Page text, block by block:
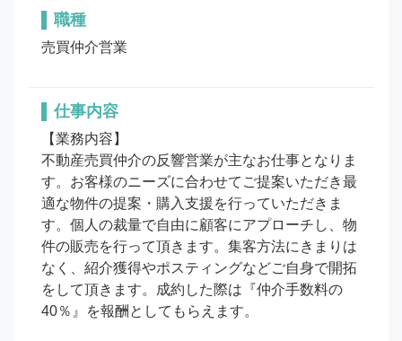
職種
売買仲介営業
仕事内容
【業務内容】
不動産売買仲介の反響営業が主なお仕事となりま
す。お客様のニーズに合わせてご提案いただき最
適な物件の提案・購入支援を行っていただきま
す。個人の裁量で自由に顧客にアプローチし、物
件の販売を行って頂きます。集客方法にきまりは
なく、紹介獲得やポスティングなどご自身で開拓
をして頂きます。成約した際は『仲介手数料の
40％』を報酬としてもらえます。